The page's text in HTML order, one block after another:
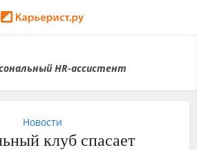
HR-ассистент
Новости
клуб спасает